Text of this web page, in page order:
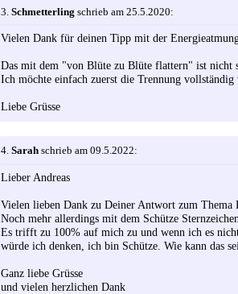
3. Schmetterling schrieb am 25.5.2020:
Vielen Dank für deinen Tipp mit der
Das mit dem "von Blüte zu Blüte flattern" ist nicht
Ich möchte einfach zuerst die Trennung
Liebe Grüsse
4. Sarah schrieb am 09.5.2022:
Lieber Andreas
Vielen lieben Dank zu Deiner Antwort zum Thema
Noch mehr allerdings mit dem Schütze Sternzeichen.
Es trifft zu 100% auf mich zu und wenn ich es nicht
würde ich denken, ich bin Schütze. Wie kann das
Ganz liebe Grüsse
und vielen herzlichen Dank